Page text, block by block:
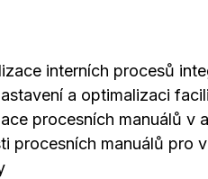
interních procesů
a optimalizaci
procesních manuálů v
procesních manuálů pro